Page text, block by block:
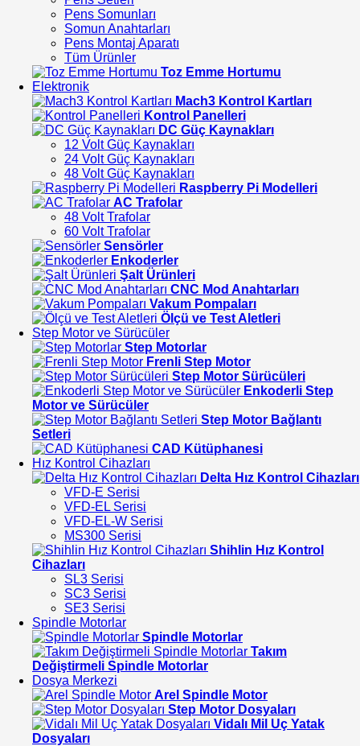
Pens Somunları
Somun Anahtarları
Pens Montaj Aparatı
Tüm Ürünler
Toz Emme Hortumu
Elektronik
Mach3 Kontrol Kartları
Kontrol Panelleri
DC Güç Kaynakları
12 Volt Güç Kaynakları
24 Volt Güç Kaynakları
48 Volt Güç Kaynakları
Raspberry Pi Modelleri
AC Trafolar
48 Volt Trafolar
60 Volt Trafolar
Sensörler
Enkoderler
Şalt Ürünleri
CNC Mod Anahtarları
Vakum Pompaları
Ölçü ve Test Aletleri
Step Motor ve Sürücüler
Step Motorlar
Frenli Step Motor
Step Motor Sürücüleri
Enkoderli Step
Motor ve Sürücüler
Step Motor Bağlantı
Setleri
CAD Kütüphanesi
Hız Kontrol Cihazları
Delta Hız Kontrol Cihazları
VFD-E Serisi
VFD-EL Serisi
VFD-EL-W Serisi
MS300 Serisi
Shihlin Hız Kontrol
Cihazları
SL3 Serisi
SC3 Serisi
SE3 Serisi
Spindle Motorlar
Spindle Motorlar
Takım
Değiştirmeli Spindle Motorlar
Dosya Merkezi
Arel Spindle Motor
Step Motor Dosyaları
Vidalı Mil Uç Yatak
Dosyaları